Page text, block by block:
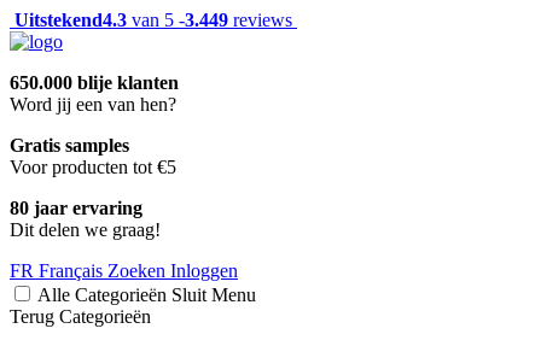
Uitstekend4.3 van 5 -3.449 reviews
650.000 blije klanten
Word jij een van hen?
Gratis samples
Voor producten tot €5
80 jaar ervaring
Dit delen we graag!
FR Français Zoeken Inloggen
Alle Categorieën Sluit Menu
Terug Categorieën